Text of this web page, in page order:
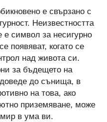
е свързано с
Неизвестността
е символ за несигурно
появяват, когато се
над живота си.
за бъдещето на
до сънища, в
на това, ако
приземяване, може
в ума ви.